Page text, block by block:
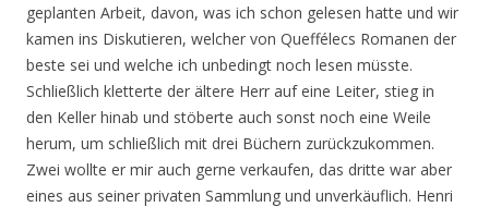
geplanten Arbeit, davon, was ich schon gelesen hatte und wir
kamen ins Diskutieren, welcher von Queffélecs Romanen der
beste sei und welche ich unbedingt noch lesen müsste.
Schließlich kletterte der ältere Herr auf eine Leiter, stieg in
den Keller hinab und stöberte auch sonst noch eine Weile
herum, um schließlich mit drei Büchern zurückzukommen.
Zwei wollte er mir auch gerne verkaufen, das dritte war aber
eines aus seiner privaten Sammlung und unverkäuflich. Henri